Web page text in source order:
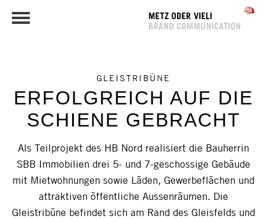
GLEISTRIBÜNE
ERFOLGREICH AUF DIE
SCHIENE GEBRACHT
Als Teilprojekt des HB Nord realisiert die Bauherrin
SBB Immobilien drei 5- und 7-geschossige Gebäude
mit Mietwohnungen sowie Läden, Gewerbeflächen und
attraktiven öffentliche Aussenräumen. Die
Gleistribüne befindet sich am Rand des Gleisfelds und